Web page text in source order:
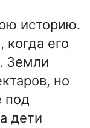
историю.
когда его
Земли
но
под
дети